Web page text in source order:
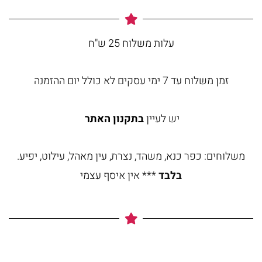
עלות משלוח 25 ש"ח
זמן משלוח עד 7 ימי עסקים לא כולל יום ההזמנה
יש לעייןבתקנון האתר
משלוחים: כפר כנא, משהד, נצרת, עין מאהל, עילוט, יפיע.
בלבד*** אין איסף עצמי